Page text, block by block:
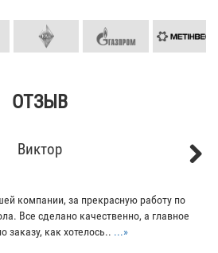
ОТЗЫВ
Виктор
компании, за прекрасную работу по
Все сделано качественно, а главное
как хотелось.....»